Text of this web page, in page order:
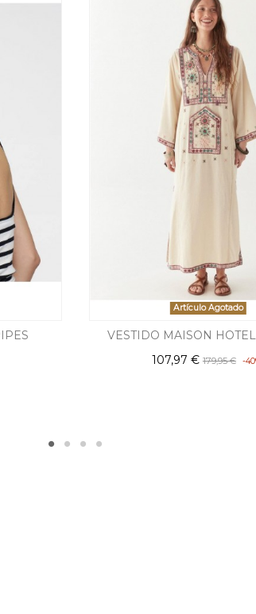
Artículo Agotado
VESTIDO MAISON
107,97 € 179,95 € -